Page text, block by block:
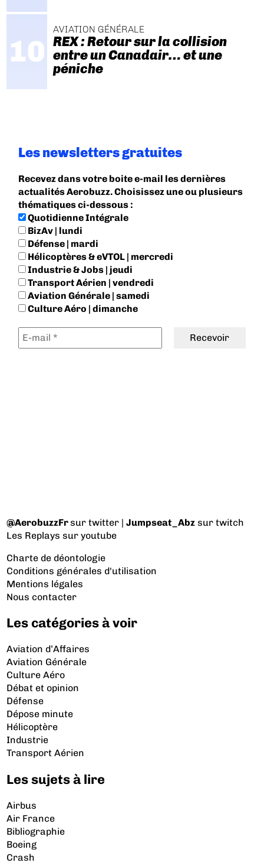
AVIATION GÉNÉRALE
REX : Retour sur la collision
entre un Canadair… et une
péniche
Les newsletters gratuites
Recevez dans votre boite e-mail les dernières
actualités Aerobuzz. Choisissez une ou plusieurs
thématiques ci-dessous :
Quotidienne Intégrale
BizAv | lundi
Défense | mardi
Hélicoptères & eVTOL | mercredi
Industrie & Jobs | jeudi
Transport Aérien | vendredi
Aviation Générale | samedi
Culture Aéro | dimanche
@AerobuzzFrsur twitter |Jumpseat_Abz sur twitch
Les Replays sur youtube
Charte de déontologie
Conditions générales d'utilisation
Mentions légales
Nous contacter
Les catégories à voir
Aviation d’Affaires
Aviation Générale
Culture Aéro
Débat et opinion
Défense
Dépose minute
Hélicoptère
Industrie
Transport Aérien
Les sujets à lire
Airbus
Air France
Bibliographie
Boeing
Crash